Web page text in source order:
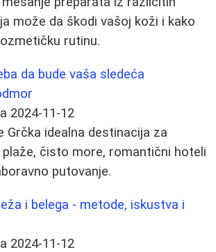
može da škodi vašoj koži i kako
rutinu.
da bude vaša sledeća
2024-11-12
Grčka idealna destinacija za
plaže, čisto more, romantični hoteli
putovanje.
i belega - metode, iskustva i
2024-11-12